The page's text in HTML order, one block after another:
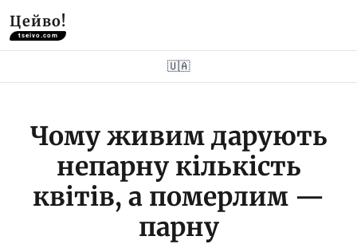
Цейво!
tseivo.com
🇺🇦
Чому живим дарують
непарну кількість
квітів, а померлим —
парну